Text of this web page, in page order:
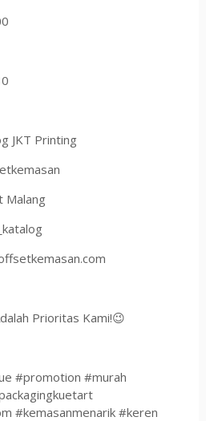
JKT Printing
Malang
Prioritas Kami!😉
#promotion #murah
#kemasanmenarik #keren